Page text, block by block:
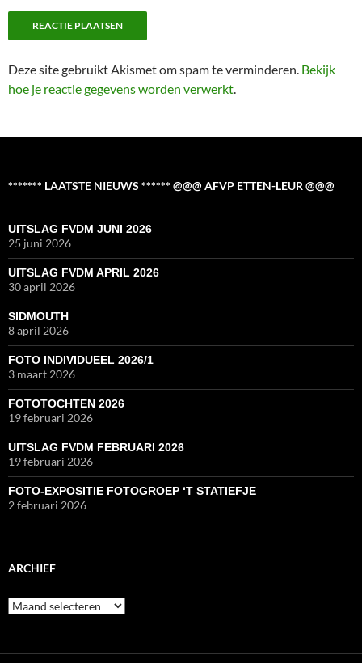
Deze site gebruikt Akismet om spam te verminderen. Bekijk
hoe je reactie gegevens worden verwerkt
******* LAATSTE NIEUWS ****** @@@ AFVP ETTEN-LEUR @@@
UITSLAG FVDM JUNI 2026
25 juni 2026
UITSLAG FVDM APRIL 2026
30 april 2026
SIDMOUTH
8 april 2026
FOTO INDIVIDUEEL 2026/1
3 maart 2026
FOTOTOCHTEN 2026
19 februari 2026
UITSLAG FVDM FEBRUARI 2026
19 februari 2026
FOTO-EXPOSITIE FOTOGROEP ‘T STATIEFJE
2 februari 2026
ARCHIEF
Archief